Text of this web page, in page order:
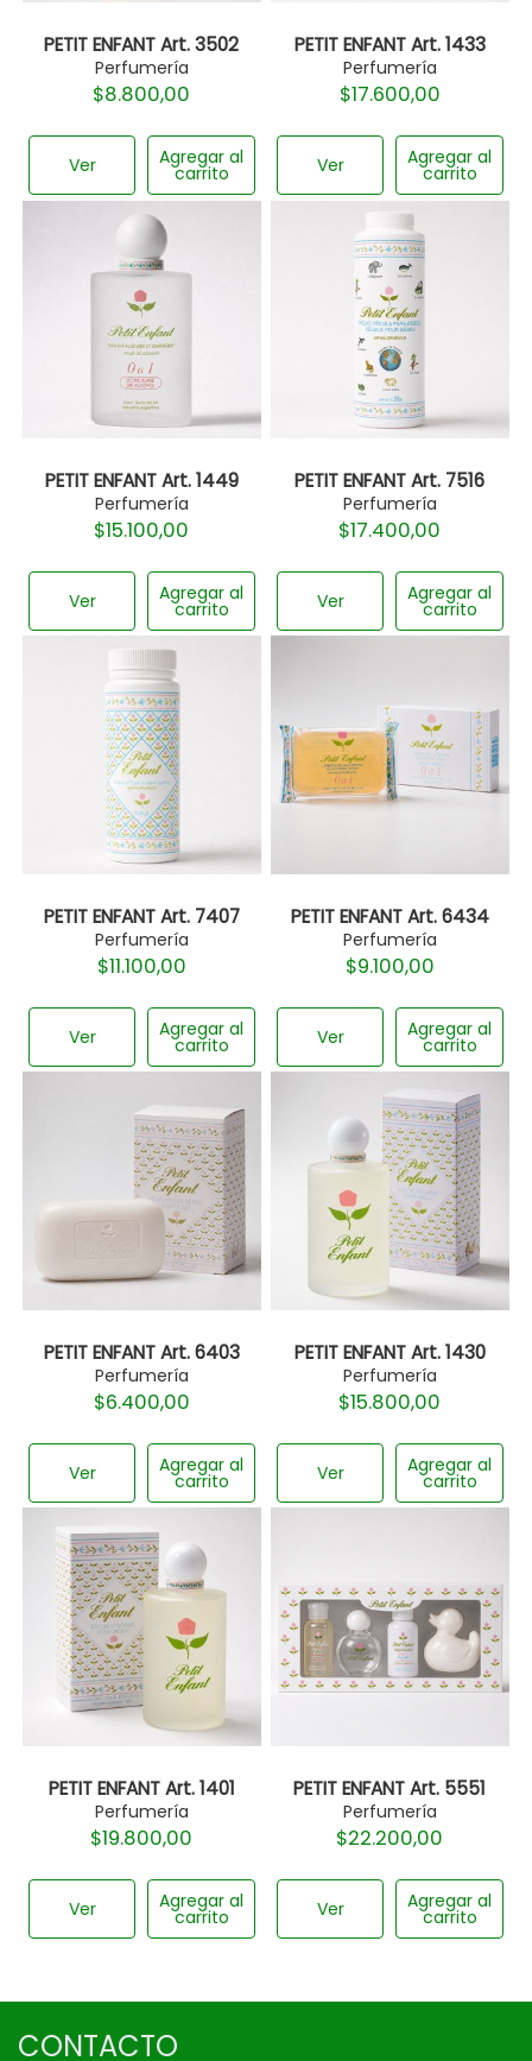
PETIT ENFANT Art. 3502
Perfumería
$8.800,00
Ver Agregar al
carrito
PETIT ENFANT Art. 1433
Perfumería
$17.600,00
Ver Agregar al
carrito
PETIT ENFANT Art. 1449
Perfumería
$15.100,00
Ver Agregar al
carrito
PETIT ENFANT Art. 7516
Perfumería
$17.400,00
Ver Agregar al
carrito
PETIT ENFANT Art. 7407
Perfumería
$11.100,00
Ver Agregar al
carrito
PETIT ENFANT Art. 6434
Perfumería
$9.100,00
Ver Agregar al
carrito
PETIT ENFANT Art. 6403
Perfumería
$6.400,00
Ver Agregar al
carrito
PETIT ENFANT Art. 1430
Perfumería
$15.800,00
Ver Agregar al
carrito
PETIT ENFANT Art. 1401
Perfumería
$19.800,00
Ver Agregar al
carrito
PETIT ENFANT Art. 5551
Perfumería
$22.200,00
Ver Agregar al
carrito
CONTACTO